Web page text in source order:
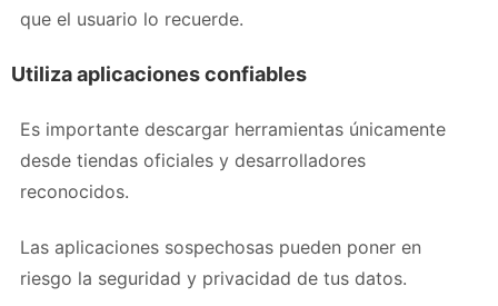
que el usuario lo recuerde.
Utiliza aplicaciones confiables
Es importante descargar herramientas únicamente
desde tiendas oficiales y desarrolladores
reconocidos.
Las aplicaciones sospechosas pueden poner en
riesgo la seguridad y privacidad de tus datos.